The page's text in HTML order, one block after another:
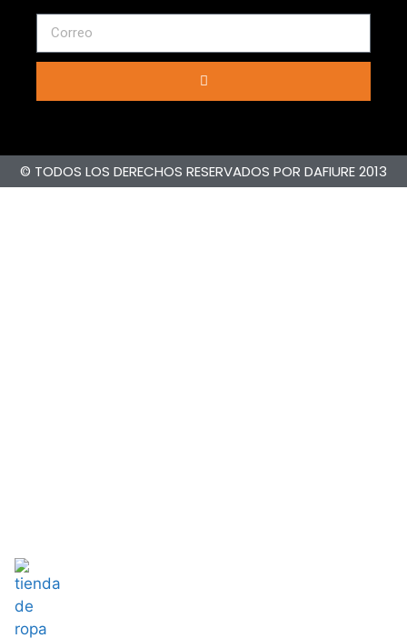
© TODOS LOS DERECHOS RESERVADOS POR DAFIURE 2013